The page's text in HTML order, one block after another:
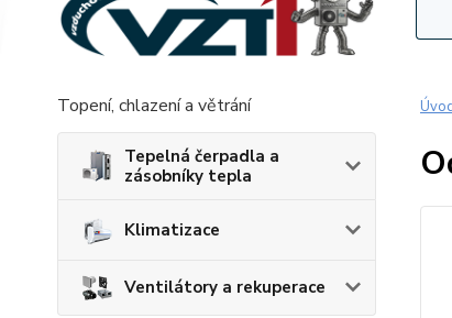
Topení, chlazení a větrání
Tepelná čerpadla a
zásobníky tepla
Klimatizace
Ventilátory a rekuperace